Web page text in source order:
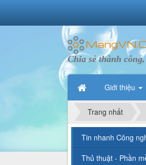
Chia sẻ thành
Giới thiệu
Trang nhất
Tin nhanh Công
Thủ thuật - Phần